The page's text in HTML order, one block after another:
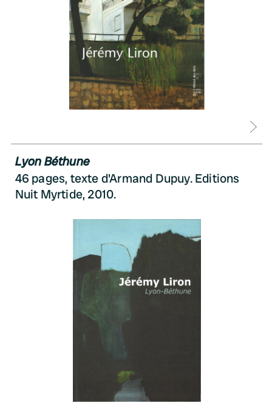
Lyon Béthune
46 pages, texte d'Armand Dupuy. Editions
Nuit Myrtide, 2010.